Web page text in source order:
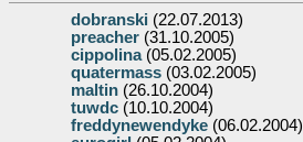
dobranski (22.07.2013)
preacher (31.10.2005)
cippolina(05.02.2005)
quatermass (03.02.2005)
maltin (26.10.2004)
tuwdc (10.10.2004)
freddynewendyke (06.02.2004)